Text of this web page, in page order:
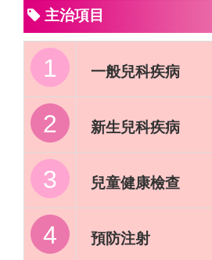
主治項目
1 一般兒科疾病
2 新生兒科疾病
3 兒童健康檢查
4 預防注射